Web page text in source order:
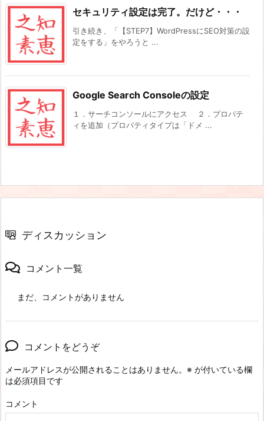
セキュリティ設定は完了。だけど・・・
引き続き、「【STEP7】WordPressにSEO対策の設
定をする」をやろうと ...
Google Search Consoleの設定
１．サーチコンソールにアクセス ２．プロパテ
ィを追加（プロパティタイプは「ドメ ...
ディスカッション
コメント一覧
まだ、コメントがありません
コメントをどうぞ
メールアドレスが公開されることはありません。 ※ が付いている欄
は必須項目です
コメント